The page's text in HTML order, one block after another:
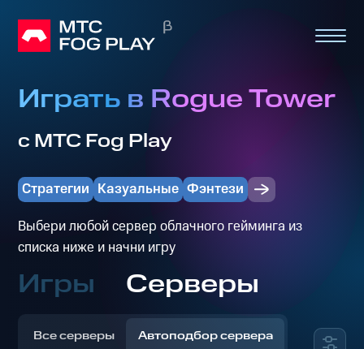
Играть в Rogue Tower
с МТС Fog Play
Стратегии Казуальные Фэнтези
Выбери любой сервер облачного гейминга из
списка ниже и начни игру
Игры Серверы
Все серверы Автоподбор сервера